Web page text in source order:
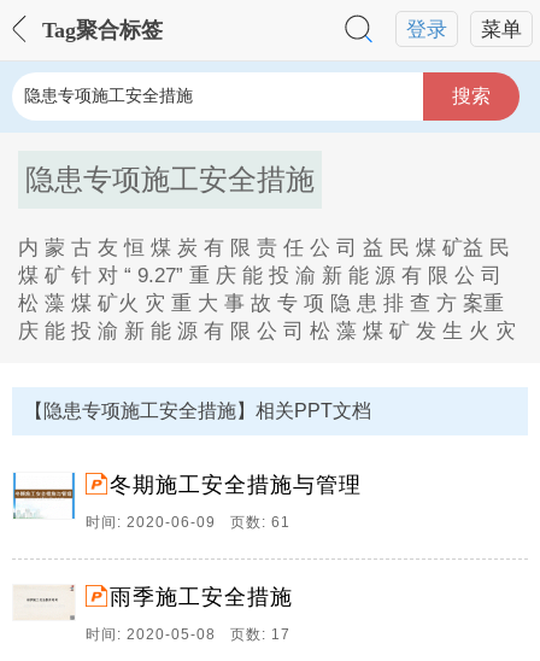
菜单
登录
Tag聚合标签
搜索
隐患专项施工安全措施
内 蒙 古 友 恒 煤 炭 有 限 责 任 公 司 益 民 煤 矿益 民
煤 矿 针 对 “ 9.27” 重 庆 能 投 渝 新 能 源 有 限 公 司
松 藻 煤 矿火 灾 重 大 事 故 专 项 隐 患 排 查 方 案重
庆 能 投 渝 新 能 源 有 限 公 司 松 藻 煤 矿 发 生 火 灾
1、内 蒙 古 友 恒 煤 炭 有 限 责 任 公 司 益 民 煤 矿益
民 煤 矿 针 对 “ 9.27” 重 庆 能 投 渝 新 能 源 有 限 公
司 松 藻 煤 矿火 灾 重 大 事 故 专 项 隐 患 排 查 方 案
重 庆 能 投 渝 新 能 源 有 限 公 司 松 藻 煤 矿 发 生 火
灾 事 故 ， 造 成 16 人死 亡 、 38 人 受 伤 。 该 矿 为
国 有 重 点 煤 矿 。
2、淮北矿业股份有限公司童亭煤矿 II86排水大巷揭煤防
突专项设计 及安全技术措施 编 制 单 位： 瓦 斯 办 保
存 单 位： 编 制 日 期：2012年02月23日 审 批 记 录 措
施名称：II86排水大巷揭煤防突专项设计及安全技术措
【隐患专项施工安全措施】相关PPT文档
冬期施工安全措施与管理
时间: 2020-06-09 页数: 61
雨季施工安全措施
时间: 2020-05-08 页数: 17